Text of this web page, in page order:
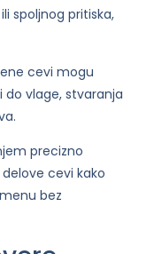
spoljnog pritiska,
cevi mogu
do vlage, stvaranja
precizno
cevi kako
bez